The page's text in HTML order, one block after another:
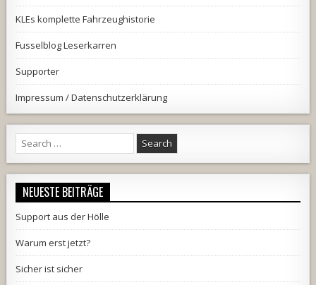
KLEs komplette Fahrzeughistorie
Fusselblog Leserkarren
Supporter
Impressum / Datenschutzerklärung
Search
for:
NEUESTE BEITRÄGE
Support aus der Hölle
Warum erst jetzt?
Sicher ist sicher